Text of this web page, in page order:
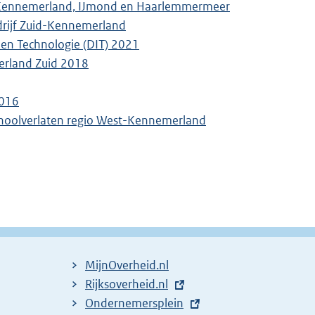
IJmond en Haarlemmermeer
Zuid-Kennemerland
Technologie (DIT) 2021
Zuid 2018
regio West-Kennemerland
MijnOverheid.nl
E
x
Rijksoverheid.nl
E
Ondernemersplein